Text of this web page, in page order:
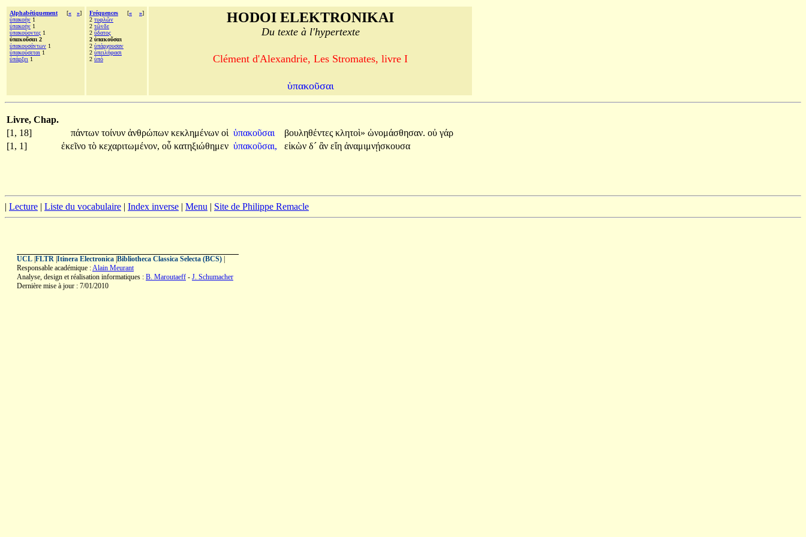
Alphabétiquement [« »]
ὑπακοὴν 1
ὑπακοήν 1
ὑπακούοντες 1
ὑπακοῦσαι 2
ὑπακουσάντων 1
ὑπακούσεται 1
ὑπάρξει 1
Fréquences [« »]
2 τυφλῶν
2 τῶνδε
2 ὕδατος
2 ὑπακοῦσαι
2 ὑπάρχουσαν
2 ὑπειλήφασι
2 ὑπό
HODOI ELEKTRONIKAI
Du texte à l'hypertexte
Clément d'Alexandrie, Les Stromates, livre I
ὑπακοῦσαι
Livre, Chap.
[1, 18]
πάντων τοίνυν ἀνθρώπων κεκλημένων οἱ ὑπακοῦσαι βουληθέντες κλητοὶ» ὠνομάσθησαν. οὐ γάρ
[1, 1]
ἐκεῖνο τὸ κεχαριτωμένον, οὗ κατηξιώθημεν ὑπακοῦσαι, εἰκὼν δ´ ἂν εἴη ἀναμιμνῄσκουσα
| Lecture | Liste du vocabulaire | Index inverse | Menu | Site de Philippe Remacle
UCL FLTR Itinera Electronica Bibliotheca Classica Selecta (BCS)
Responsable académique :Alain Meurant
Analyse, design et réalisation informatiques : B. Maroutaeff - J. Schumacher
Dernière mise à jour : 7/01/2010